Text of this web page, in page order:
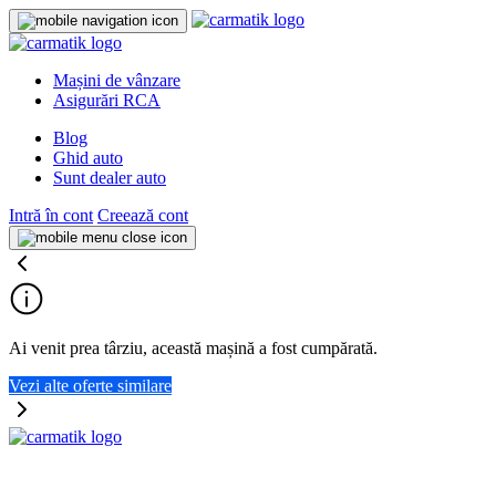
Mașini de vânzare
Asigurări RCA
Blog
Ghid auto
Sunt dealer auto
Intră în cont Creează cont
Ai venit prea târziu, această mașină a fost cumpărată.
Vezi alte oferte similare